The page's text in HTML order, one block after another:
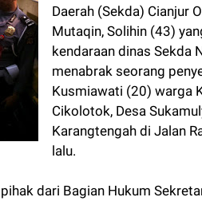
Daerah (Sekda) Cianjur
Mutaqin, Solihin (43)
kendaraan dinas Sekda
menabrak seorang
Kusmiawati (20) warga
Cikolotok, Desa
Karangtengah di Jalan
lalu.
dari Bagian Hukum